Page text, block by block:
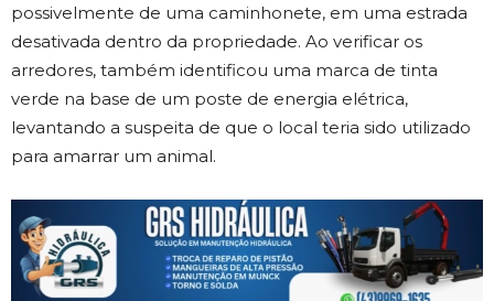
possivelmente de uma caminhonete, em uma estrada
desativada dentro da propriedade. Ao verificar os
arredores, também identificou uma marca de tinta
verde na base de um poste de energia elétrica,
levantando a suspeita de que o local teria sido utilizado
para amarrar um animal.